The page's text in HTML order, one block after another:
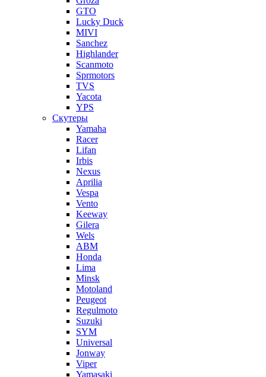
GTO
Lucky Duck
MIVI
Sanchez
Highlander
Scanmoto
Sprmotors
TVS
Yacota
YPS
Скутеры
Yamaha
Racer
Lifan
Irbis
Nexus
Aprilia
Vespa
Vento
Keeway
Gilera
Wels
ABM
Honda
Lima
Minsk
Motoland
Peugeot
Regulmoto
Suzuki
SYM
Universal
Jonway
Viper
Yamasaki